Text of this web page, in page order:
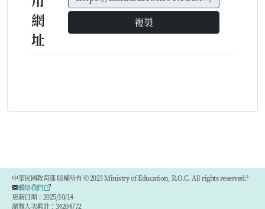
網
址
複製
中華民國教育部 版權所有 © 2023 Ministry of Education, R.O.C. All rights reserved.®
聯絡我們
更新日期：2025/10/14
瀏覽人次累計：34204772